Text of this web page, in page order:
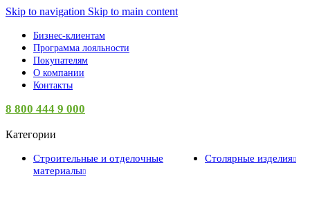
Skip to navigation Skip to main content
Бизнес-клиентам
Программа лояльности
Покупателям
О компании
Контакты
8 800 444 9 000
Категории
Строительные и отделочные
материалы
Столярные изделия